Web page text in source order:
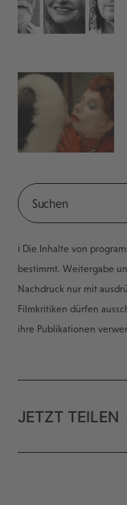
ℹ️ Die Inhalte von
bestimmt. Weitergabe
Nachdruck nur mit
Filmkritiken dürfen
ihre Publikationen
JETZT TEILEN